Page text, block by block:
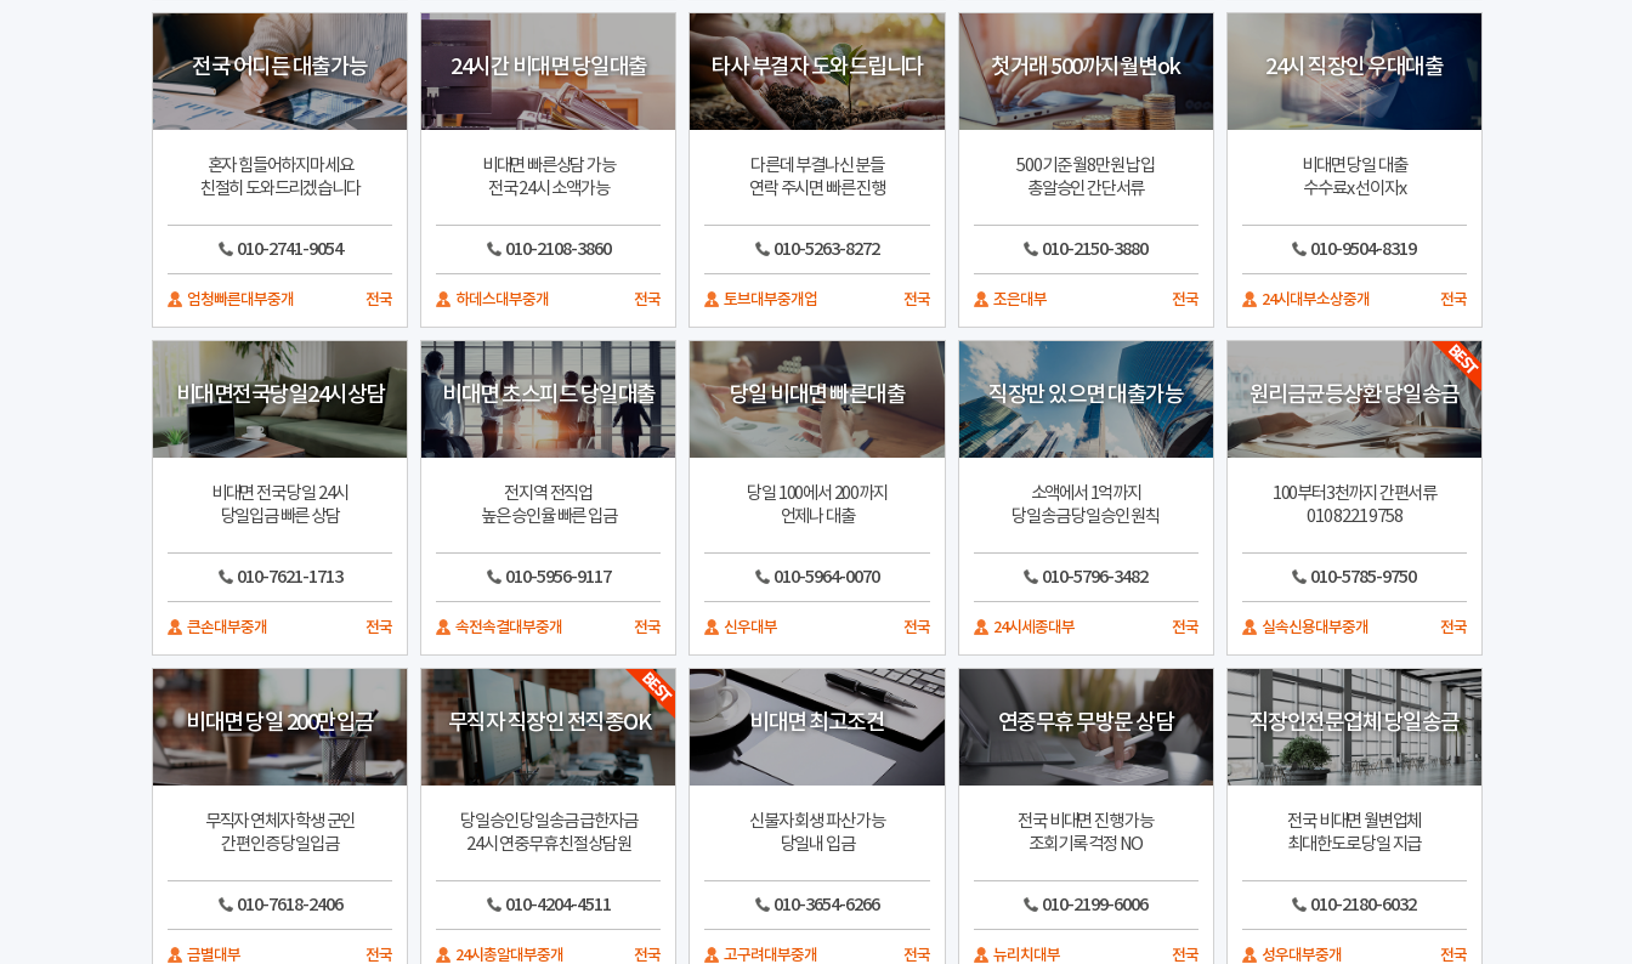
전국 어디든 대출가능
혼자 힘들어하지마세요
친절히 도와드리겠습니다
010-2741-9054
엄청빠른대부중개 전국
24시간 비대면 당일대출
비대면 빠른상담 가능
전국 24시 소액가능
010-2108-3860
하데스대부중개 전국
타사 부결자 도와드립니다
다른데 부결나신 분들
연락 주시면 빠른 진행
010-5263-8272
토브대부중개업 전국
첫거래 500까지월변ok
500기준 월8만원 납입
총알승인 간단서류
010-2150-3880
조은대부 전국
24시 직장인 우대대출
비대면 당일 대출
수수료x 선이자x
010-9504-8319
24시대부소상중개 전국
비대면전국당일24시상담
비대면 전국 당일 24시
당일입금 빠른 상담
010-7621-1713
큰손대부중개 전국
비대면 초스피드 당일대출
전지역 전직업
높은 승인율 빠른 입금
010-5956-9117
속전속결대부중개 전국
당일 비대면 빠른대출
당일 100에서 200까지
언제나 대출
010-5964-0070
신우대부 전국
직장만 있으면 대출가능
소액에서 1억까지
당일송금 당일승인 원칙
010-5796-3482
24시세종대부 전국
원리금균등상환 당일송금
100부터3천까지 간편서류
010 8221 9758
010-5785-9750
실속신용대부중개 전국
비대면 당일 200만입금
무직자 연체자 학생 군인
간편인증 당일입금
010-7618-2406
금별대부 전국
무직자 직장인 전직종OK
당일승인 당일송금 급한자금
24시 연중무휴 친절상담원
010-4204-4511
24시총알대부중개 전국
비대면 최고조건
신불자 회생 파산 가능
당일내 입금
010-3654-6266
고구려대부중개 전국
연중무휴 무방문 상담
전국 비대면 진행 가능
조회기록 걱정 NO
010-2199-6006
뉴리치대부 전국
직장인전문업체 당일송금
전국 비대면 월변업체
최대한도로 당일 지급
010-2180-6032
성우대부중개 전국